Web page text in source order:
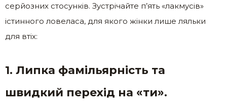
серйозних стосунків. Зустрічайте п’ять «лакмусів»
істинного ловеласа, для якого жінки лише ляльки
для втіх:
1. Липка фамільярність та
швидкий перехід на «ти».